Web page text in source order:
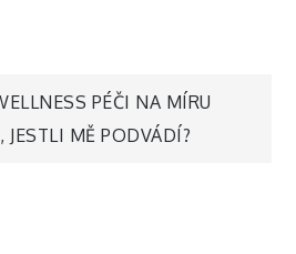
PÉČI NA MÍRU
JESTLI MĚ PODVÁDÍ?